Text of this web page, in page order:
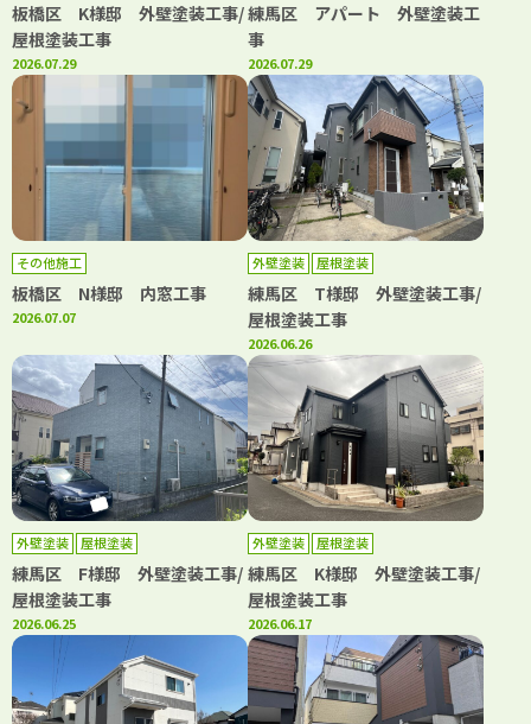
板橋区 K様邸 外壁塗装工事/
屋根塗装工事
2026.07.29
練馬区 アパート 外壁塗装工
事
2026.07.29
その他施工
板橋区 N様邸 内窓工事
2026.07.07
外壁塗装 屋根塗装
練馬区 T様邸 外壁塗装工事/
屋根塗装工事
2026.06.26
外壁塗装 屋根塗装
練馬区 F様邸 外壁塗装工事/
屋根塗装工事
2026.06.25
外壁塗装 屋根塗装
練馬区 K様邸 外壁塗装工事/
屋根塗装工事
2026.06.17